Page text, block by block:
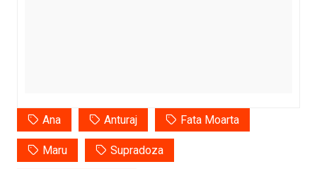
Ana Anturaj Fata Moarta
Maru Supradoza